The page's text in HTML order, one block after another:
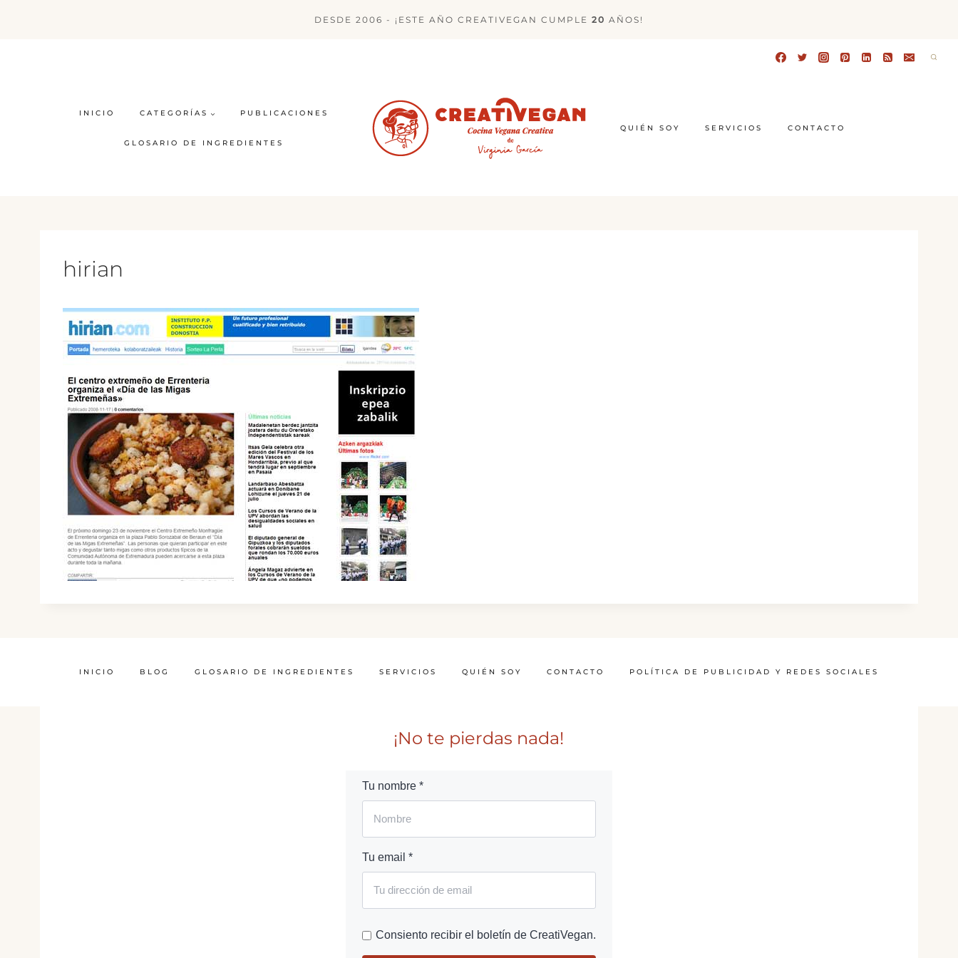
DESDE 2006 - ¡ESTE AÑO CREATIVEGAN CUMPLE 20 AÑOS!
INICIO CATEGORÍAS PUBLICACIONES
GLOSARIO DE INGREDIENTES
QUIÉN SOY SERVICIOS CONTACTO
hirian
INICIO BLOG GLOSARIO DE INGREDIENTES SERVICIOS QUIÉN SOY CONTACTO POLÍTICA DE PUBLICIDAD Y REDES SOCIALES
¡No te pierdas nada!
Tu nombre *
Tu email *
Consiento recibir el boletín de CreatiVegan.